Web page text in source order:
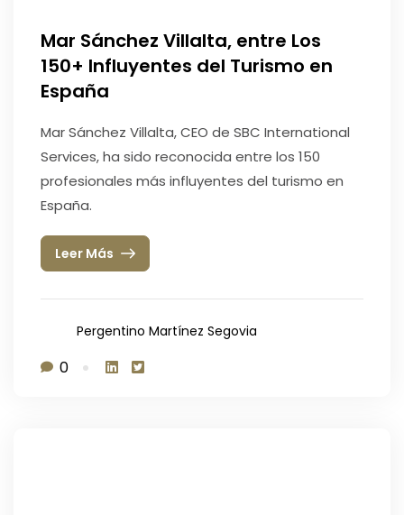
Mar Sánchez Villalta, entre Los
150+ Influyentes del Turismo en
España
Mar Sánchez Villalta, CEO de SBC International
Services, ha sido reconocida entre los 150
profesionales más influyentes del turismo en
España.
Leer Más
Pergentino Martínez Segovia
0